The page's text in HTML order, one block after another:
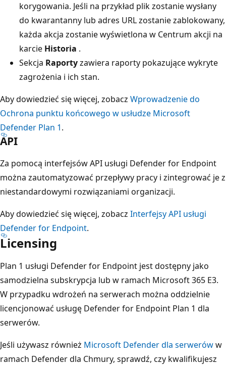
korygowania. Jeśli na przykład plik zostanie wysłany
do kwarantanny lub adres URL zostanie zablokowany,
każda akcja zostanie wyświetlona w Centrum akcji na
karcie Historia .
Sekcja Raportyzawiera raporty pokazujące wykryte
zagrożenia i ich stan.
Aby dowiedzieć się więcej, zobacz Wprowadzenie do
Ochrona punktu końcowego w usłudze Microsoft
Defender Plan 1.
API
Za pomocą interfejsów API usługi Defender for Endpoint
można zautomatyzować przepływy pracy i zintegrować je z
niestandardowymi rozwiązaniami organizacji.
Aby dowiedzieć się więcej, zobacz Interfejsy API usługi
Defender for Endpoint.
Licensing
Plan 1 usługi Defender for Endpoint jest dostępny jako
samodzielna subskrypcja lub w ramach Microsoft 365 E3.
W przypadku wdrożeń na serwerach można oddzielnie
licencjonować usługę Defender for Endpoint Plan 1 dla
serwerów.
Jeśli używasz również Microsoft Defender dla serweróww
ramach Defender dla Chmury, sprawdź, czy kwalifikujesz